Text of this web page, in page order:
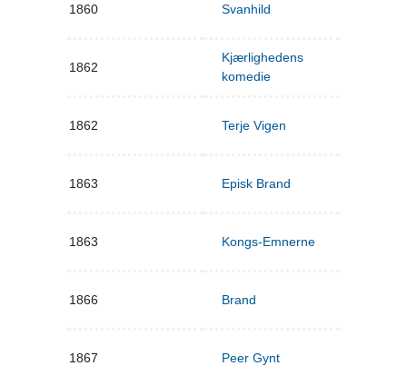
1860 Svanhild
1862
Kjærlighedens
komedie
1862 Terje Vigen
1863 Episk Brand
1863 Kongs-Emnerne
1866 Brand
1867 Peer Gynt